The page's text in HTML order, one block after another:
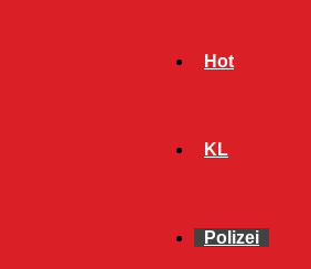
Hot
KL
Polizei